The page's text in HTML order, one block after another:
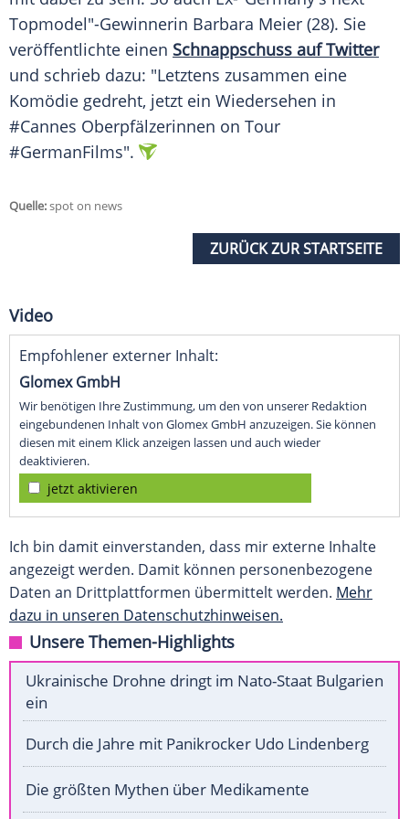
Topmodel"-Gewinnerin Barbara Meier (28). Sie
veröffentlichte einen Schnappschuss auf Twitter
und schrieb dazu: "Letztens zusammen eine
Komödie gedreht, jetzt ein Wiedersehen in
#Cannes Oberpfälzerinnen on Tour
#GermanFilms".
Quelle:spot on news
ZURÜCK ZUR STARTSEITE
Video
Empfohlener externer Inhalt:
Glomex GmbH
Wir benötigen Ihre Zustimmung, um den von unserer Redaktion
eingebundenen Inhalt von Glomex GmbH anzuzeigen. Sie können
diesen mit einem Klick anzeigen lassen und auch wieder
deaktivieren.
jetzt aktivieren
Ich bin damit einverstanden, dass mir externe Inhalte
angezeigt werden. Damit können personenbezogene
Daten an Drittplattformen übermittelt werden. Mehr
dazu in unseren Datenschutzhinweisen.
Unsere Themen-Highlights
Ukrainische Drohne dringt im Nato-Staat Bulgarien
ein
Durch die Jahre mit Panikrocker Udo Lindenberg
Die größten Mythen über Medikamente